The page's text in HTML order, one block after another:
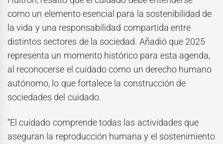
como un elemento esencial para la sostenibilidad de
la vida y una responsabilidad compartida entre
distintos sectores de la sociedad. Añadió que 2025
representa un momento histórico para esta agenda,
al reconocerse el cuidado como un derecho humano
autónomo, lo que fortalece la construcción de
sociedades del cuidado.
“El cuidado comprende todas las actividades que
aseguran la reproducción humana y el sostenimiento